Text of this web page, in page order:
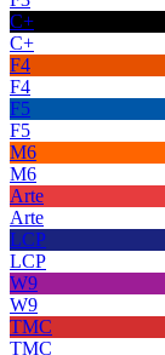
C+
C+
F4
F4
F5
F5
M6
M6
Arte
Arte
LCP
LCP
W9
W9
TMC
TMC